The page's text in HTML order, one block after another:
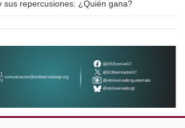
sus repercusiones: ¿Quién gana?